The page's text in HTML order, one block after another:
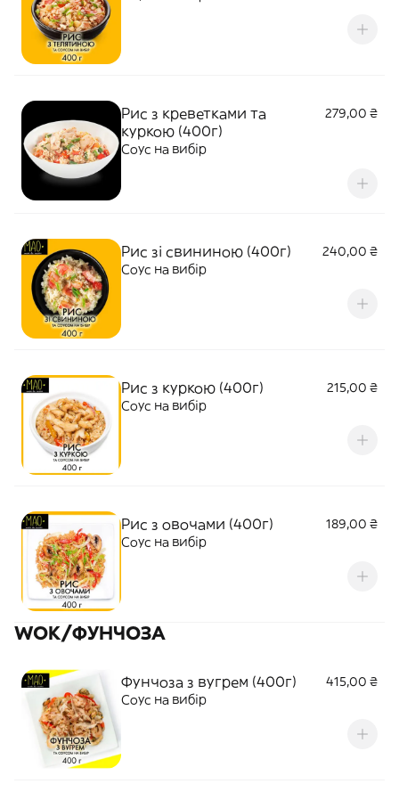
Рис з креветками та
куркою (400г)
279,00 ₴
Соус на вибір
Рис зі свининою (400г)
240,00 ₴
Соус на вибір
Рис з куркою (400г)
215,00 ₴
Соус на вибір
Рис з овочами (400г)
189,00 ₴
Соус на вибір
WOK/ФУНЧОЗА
Фунчоза з вугрем (400г)
415,00 ₴
Соус на вибір